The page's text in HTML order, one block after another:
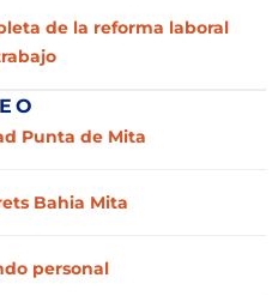
de la reforma laboral
Punta de Mita
Bahia Mita
personal